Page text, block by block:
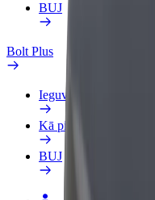
BUJ
Bolt Plus
Ieguvumi
Kā pievienoties
BUJ